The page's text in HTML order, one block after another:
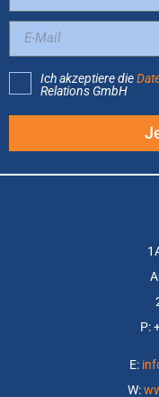
Ich akzeptiere die
Relations GmbH
P:
E:
W: